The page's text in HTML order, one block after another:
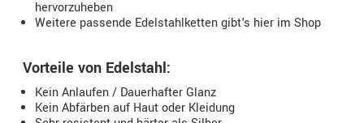
hervorzuheben
Weitere passende Edelstahlketten gibt's hier im Shop
Vorteile von Edelstahl:
Kein Anlaufen / Dauerhafter Glanz
Kein Abfärben auf Haut oder Kleidung